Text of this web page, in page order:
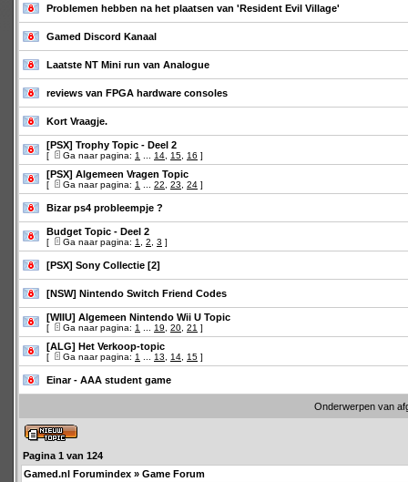
Problemen hebben na het plaatsen van 'Resident Evil Village'
Gamed Discord Kanaal
Laatste NT Mini run van Analogue
reviews van FPGA hardware consoles
Kort Vraagje.
[PSX] Trophy Topic - Deel 2
[ Ga naar pagina: 1 14 15 16 ]
[PSX] Algemeen Vragen Topic
[ Ga naar pagina: 1 22 23 24 ]
Bizar ps4 probleempje ?
Budget Topic - Deel 2
[ Ga naar pagina: 1 2 3 ]
[PSX] Sony Collectie [2]
[NSW] Nintendo Switch Friend Codes
[WIIU] Algemeen Nintendo Wii U Topic
[ Ga naar pagina: 1 19 20 21 ]
[ALG] Het Verkoop-topic
[ Ga naar pagina: 1 13 14 15 ]
Einar - AAA student game
Onderwerpen van
Pagina 1 van 124
Gamed.nl Forumindex » Game Forum